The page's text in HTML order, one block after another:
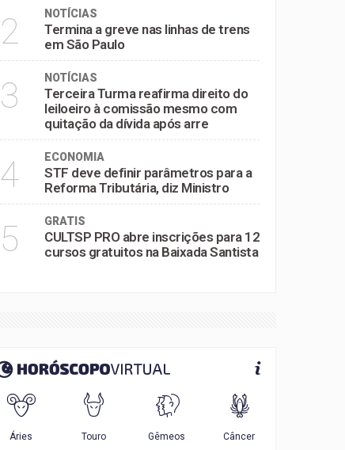
2 NOTÍCIAS
Termina a greve nas linhas de trens
em São Paulo
3 NOTÍCIAS
Terceira Turma reafirma direito do
leiloeiro à comissão mesmo com
quitação da dívida após arre
4 ECONOMIA
STF deve definir parâmetros para a
Reforma Tributária, diz Ministro
5 GRATIS
CULTSP PRO abre inscrições para 12
cursos gratuitos na Baixada Santista